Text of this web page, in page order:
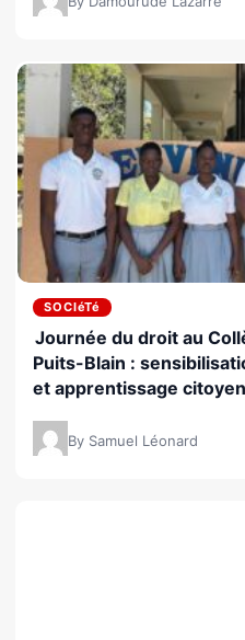
SOCIéTé
Journée du droit au
Puits-Blain :
et apprentissage citoyen
By Samuel Léonard